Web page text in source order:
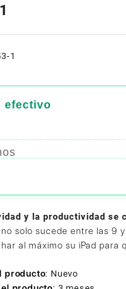
1
efectivo
y la productividad se
solo sucede entre las 9
al máximo su iPad
producto: Nuevo